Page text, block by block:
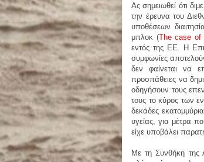
Ας σημειωθεί ότι
την έρευνα του
υποθέσεων
μπλοκ (The case of
εντός της ΕΕ. Η
συμφωνίες
δεν φαίνεται να
προσπάθειες να
οδηγήσουν τους
τους το κύρος των
δεκάδες
υγείας, για μέτρα
είχε υποβάλει
Με τη Συνθήκη της